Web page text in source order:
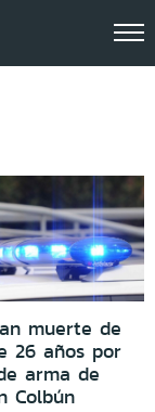
muerte de
26 años por
arma de
Colbún